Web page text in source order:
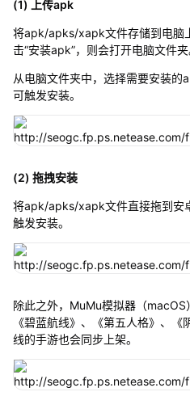
(1) 上传apk
将apk/apks/xapk文件存储到电脑
击“安装apk”，则会打开电脑文件夹
从电脑文件夹中，选择需要安装
可触发安装。
(2) 拖拽安装
将apk/apks/xapk文件直接拖到安
触发安装。
除此之外，MuMu模拟器（macOS
《碧蓝航线》、《第五人格》、
线的手游也会同步上架。